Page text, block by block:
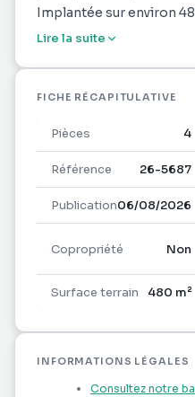
Implantée sur environ
agréable à vivre
coin nuit offre trois
une d'environ 15 m2 -
WC. Une cuisine d'été
disposition. Idéalement
prisé et facile d'accès.
UNE VISITE S'IMPOSE
Ref 5687
Les informations sur les
est exposé sont
www.georisques.gouv.fr
risques auxquels ce
disponibles sur le site
www.georisques.gouv.fr
Lire la suite
FICHE RÉCAPITULATIVE
Pièces 4
Référence 26-5687
Publication06/08/2026
Copropriété Non
Surface terrain 480 m²
INFORMATIONS LÉGALES
Consultez notre